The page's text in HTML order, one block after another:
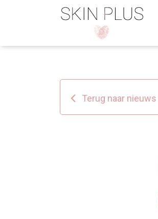
Terug naar nieuws